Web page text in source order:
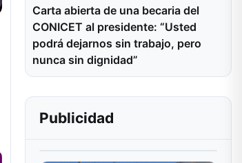
Carta abierta de una becaria del
CONICET al presidente: “Usted
podrá dejarnos sin trabajo, pero
nunca sin dignidad”
Publicidad